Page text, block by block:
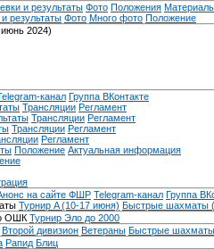
и результаты Фото Положения
результаты Фото Много фото Положение
2024)
канал Группа ВКонтакте
Трансляции Регламент
Трансляции Регламент
Трансляции Регламент
Регламент
Положение Актуальная информация
на сайте ФШР Telegram-канал Группа
Турнир A (10-17 июня) Быстрые шахматы
ОШК Турнир Эло до 2000
Второй дивизион Ветераны Быстрые шахматы
Рапид Блиц